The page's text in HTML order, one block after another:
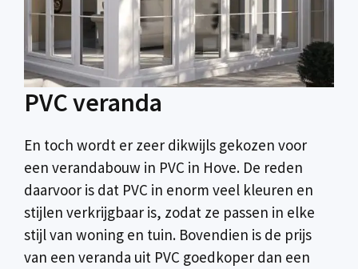
PVC veranda
En toch wordt er zeer dikwijls gekozen voor
een verandabouw in PVC in Hove. De reden
daarvoor is dat PVC in enorm veel kleuren en
stijlen verkrijgbaar is, zodat ze passen in elke
stijl van woning en tuin. Bovendien is de prijs
van een veranda uit PVC goedkoper dan een